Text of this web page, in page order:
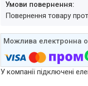
повернення товару
У компанії підключені